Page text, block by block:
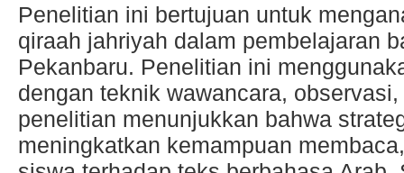
Penelitian ini bertujuan untuk
qiraah jahriyah dalam pembelajaran
Pekanbaru. Penelitian ini
dengan teknik wawancara,
penelitian menunjukkan bahwa
meningkatkan kemampuan